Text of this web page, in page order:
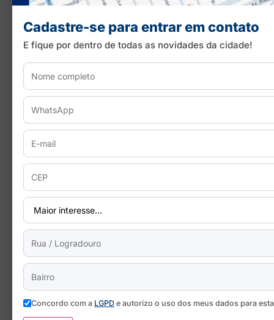
Cadastre-se para entrar em contato
E fique por dentro de todas as novidades da cidade!
Concordo com a LGPD e autorizo o uso dos meus dados para